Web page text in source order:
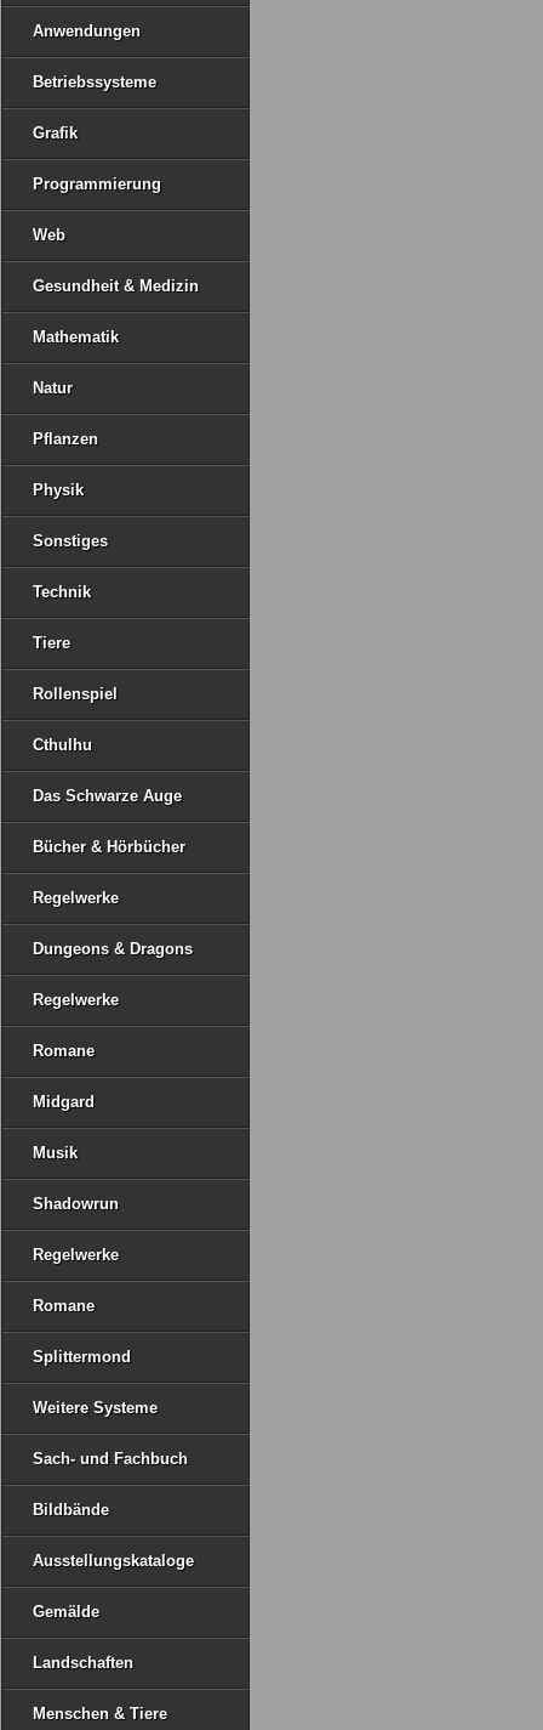
Anwendungen
Betriebssysteme
Grafik
Programmierung
Web
Gesundheit & Medizin
Mathematik
Natur
Pflanzen
Physik
Sonstiges
Technik
Tiere
Rollenspiel
Cthulhu
Das Schwarze Auge
Bücher & Hörbücher
Regelwerke
Dungeons & Dragons
Regelwerke
Romane
Midgard
Musik
Shadowrun
Regelwerke
Romane
Splittermond
Weitere Systeme
Sach- und Fachbuch
Bildbände
Ausstellungskataloge
Gemälde
Landschaften
Menschen & Tiere